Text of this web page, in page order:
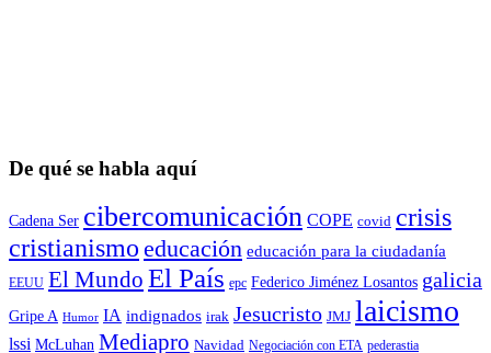
De qué se habla aquí
Cadena Ser cibercomunicación COPE covid crisis
cristianismo educación educación para la ciudadaní­a
EEUU El Mundo El País epc Federico Jiménez Losantos galicia
Gripe A Humor IA indignados irak Jesucristo JMJ laicismo
lssi McLuhan Mediapro Navidad Negociación con ETA pederastia